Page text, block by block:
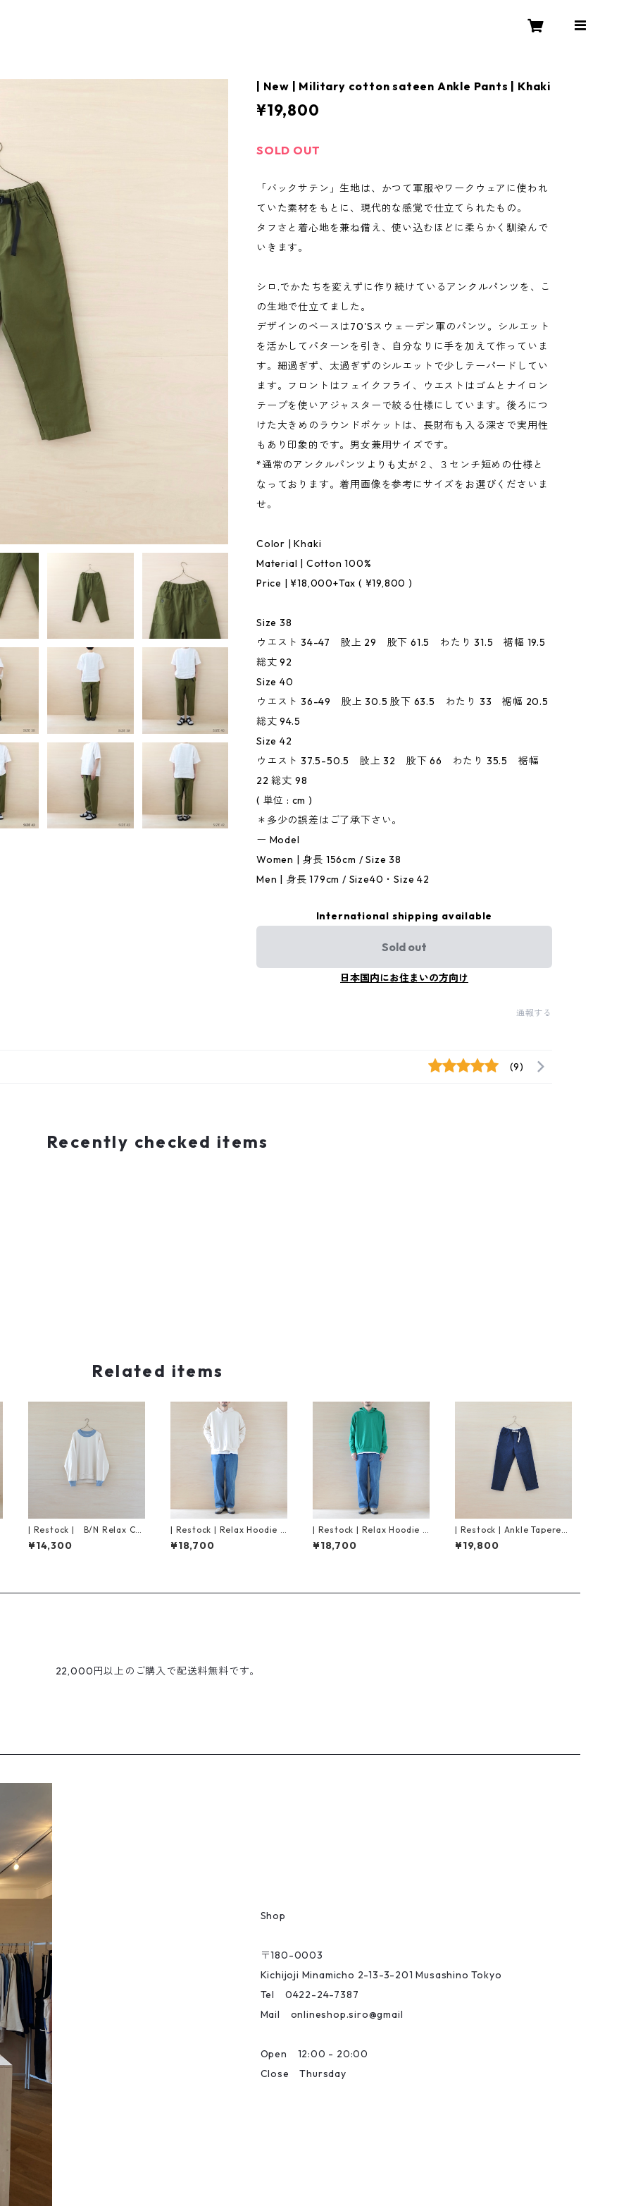
| New | Military cotton sateen Ankle Pants | Khaki
¥19,800
SOLD OUT
「バックサテン」生地は、かつて軍服やワークウェアに使われ
ていた素材をもとに、現代的な感覚で仕立てられたもの。
タフさと着心地を兼ね備え、使い込むほどに柔らかく馴染んで
いきます。
シロ.でかたちを変えずに作り続けているアンクルパンツを、こ
の生地で仕立てました。
デザインのベースは70'Sスウェーデン軍のパンツ。シルエット
を活かしてパターンを引き、自分なりに手を加えて作っていま
す。細過ぎず、太過ぎずのシルエットで少しテーパードしてい
ます。フロントはフェイクフライ、ウエストはゴムとナイロン
テープを使いアジャスターで絞る仕様にしています。後ろにつ
けた大きめのラウンドポケットは、長財布も入る深さで実用性
もあり印象的です。男女兼用サイズです。
*通常のアンクルパンツよりも丈が２、３センチ短めの仕様と
なっております。着用画像を参考にサイズをお選びくださいま
せ。
Color | Khaki
Material | Cotton 100%
Price | ¥18,000+Tax ( ¥19,800 )
Size 38
ウエスト 34-47 股上 29 股下 61.5 わたり 31.5 裾幅 19.5
総丈 92
Size 40
ウエスト 36-49 股上 30.5 股下 63.5 わたり 33 裾幅 20.5
総丈 94.5
Size 42
ウエスト 37.5-50.5 股上 32 股下 66 わたり 35.5 裾幅
22 総丈 98
( 単位 : cm )
＊多少の誤差はご了承下さい。
ー Model
Women | 身長 156cm / Size 38
Men | 身長 179cm / Size40・Size 42
International shipping available
Sold out
日本国内にお住まいの方向け
通報する
(9)
Recently checked items
Related items
| Restock | B/N Relax Cut
&Sew | Off White
¥14,300
| Restock | Relax Hoodie C
ut&Sew | Off White
¥18,700
| Restock | Relax Hoodie C
ut&Sew | Green
¥18,700
| Restock | Ankle Tapered
Denim Pants｜Indigo
¥19,800
22,000円以上のご購入で配送料無料です。
Shop
〒180-0003
Kichijoji Minamicho 2-13-3-201 Musashino Tokyo
Tel 0422-24-7387
Mail onlineshop.siro@gmail
Open 12:00 - 20:00
Close Thursday